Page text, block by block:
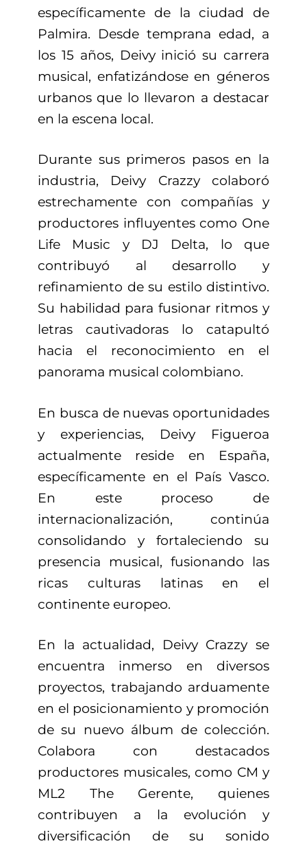
específicamente de la ciudad de
Palmira. Desde temprana edad, a
los 15 años, Deivy inició su carrera
musical, enfatizándose en géneros
urbanos que lo llevaron a destacar
en la escena local.
Durante sus primeros pasos en la
industria, Deivy Crazzy colaboró
estrechamente con compañías y
productores influyentes como One
Life Music y DJ Delta, lo que
contribuyó al desarrollo y
refinamiento de su estilo distintivo.
Su habilidad para fusionar ritmos y
letras cautivadoras lo catapultó
hacia el reconocimiento en el
panorama musical colombiano.
En busca de nuevas oportunidades
y experiencias, Deivy Figueroa
actualmente reside en España,
específicamente en el País Vasco.
En este proceso de
internacionalización, continúa
consolidando y fortaleciendo su
presencia musical, fusionando las
ricas culturas latinas en el
continente europeo.
En la actualidad, Deivy Crazzy se
encuentra inmerso en diversos
proyectos, trabajando arduamente
en el posicionamiento y promoción
de su nuevo álbum de colección.
Colabora con destacados
productores musicales, como CM y
ML2 The Gerente, quienes
contribuyen a la evolución y
diversificación de su sonido